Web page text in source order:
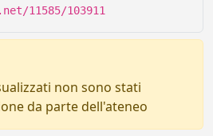
11585/103911
non sono stati
da parte dell'ateneo